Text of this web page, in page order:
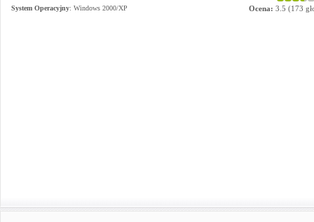
System Operacyjny: Windows 2000/XP Ocena: 3.5 (173